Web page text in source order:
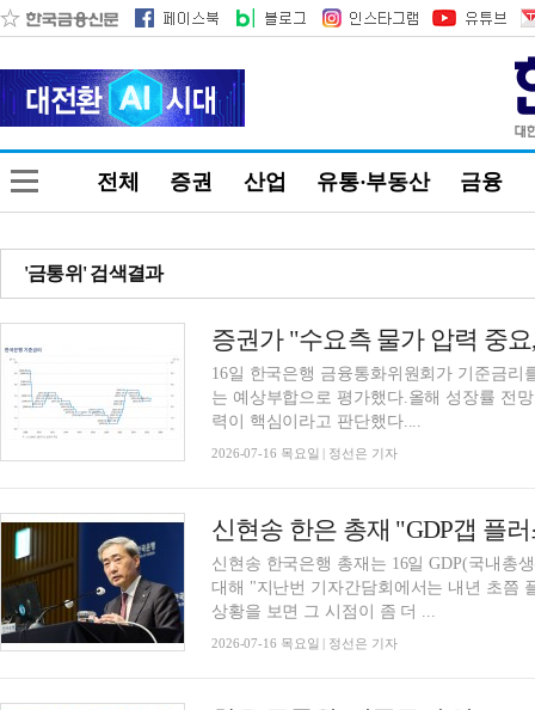
전체 증권 산업 유통·부동산 금융
'금통위' 검색결과
16일 한국은행 금융통화위원회가 기준금리
는 예상부합으로 평가했다.올해 성장률 전
력이 핵심이라고 판단했다....
2026-07-16 목요일 | 정선은 기자
신현송 한은 총재 "GDP갭 플
신현송 한국은행 총재는 16일 GDP(국내총
대해 "지난번 기자간담회에서는 내년 초쯤
상황을 보면 그 시점이 좀 더 ...
2026-07-16 목요일 | 정선은 기자